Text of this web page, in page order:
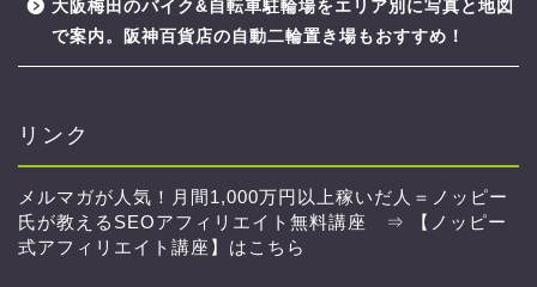
大阪梅田のバイク&自転車駐輪場をエリア別に写真と地図
で案内。阪神百貨店の自動二輪置き場もおすすめ！
リンク
メルマガが人気！月間1,000万円以上稼いだ人＝ノッピー
氏が教えるSEOアフィリエイト無料講座 ⇒
【ノッピー
式アフィリエイト講座】はこちら